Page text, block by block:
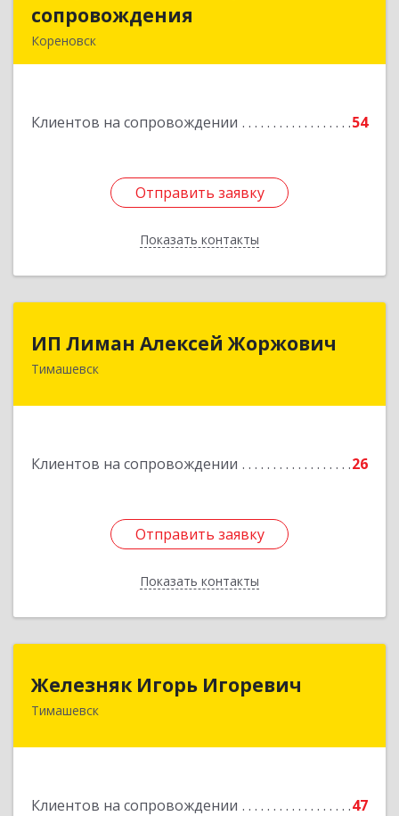
сопровождения
Кореновск
Клиентов на сопровождении 54
Отправить заявку
Показать контакты
Отправить заявку
Назад
ИП Лиман Алексей Жоржович
Тимашевск
Клиентов на сопровождении 26
Отправить заявку
Показать контакты
ИП Лиман Алексей Жоржович
352731, Краснодарский край, Тимашевский р-н,
Отправить заявку
Назад
Железняк Игорь Игоревич
Тимашевск
Клиентов на сопровождении 47
352700, Краснодарский край, Тимашевский р-н,